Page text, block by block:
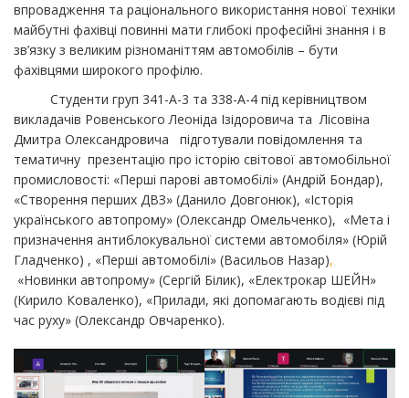
впровадження та раціонального використання нової техніки
майбутні фахівці повинні мати глибокі професійні знання і в
зв’язку з великим різноманіттям автомобілів – бути
фахівцями широкого профілю.
Студенти груп 341-А-3 та 338-А-4 під керівництвом
викладачів Ровенського Леоніда Ізідоровича та Лісовіна
Дмитра Олександровича підготували повідомлення та
тематичну презентацію про історію світової автомобільної
промисловості: «Перші парові автомобілі» (Андрій Бондар),
«Створення перших ДВЗ» (Данило Довгонюк), «Історія
українського автопрому» (Олександр Омельченко), «Мета і
призначення антиблокувальної системи автомобіля» (Юрій
Гладченко) , «Перші автомобілі» (Васильов Назар),
«Новинки автопрому» (Сергій Білик), «Електрокар ШЕЙН»
(Кирило Коваленко), «Прилади, які допомагають водієві під
час руху» (Олександр Овчаренко).